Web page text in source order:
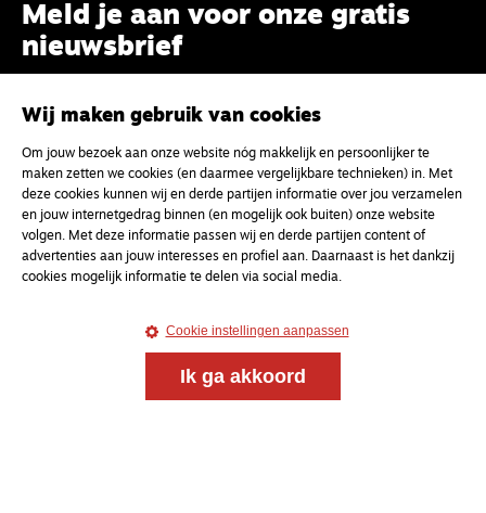
Meld je aan voor onze gratis
nieuwsbrief
uw e-mailadres
Wij maken gebruik van cookies
Om jouw bezoek aan onze website nóg makkelijk en persoonlijker te
maken zetten we cookies (en daarmee vergelijkbare technieken) in. Met
deze cookies kunnen wij en derde partijen informatie over jou verzamelen
en jouw internetgedrag binnen (en mogelijk ook buiten) onze website
volgen. Met deze informatie passen wij en derde partijen content of
advertenties aan jouw interesses en profiel aan. Daarnaast is het dankzij
cookies mogelijk informatie te delen via social media.
Cookie instellingen aanpassen
Ik ga akkoord